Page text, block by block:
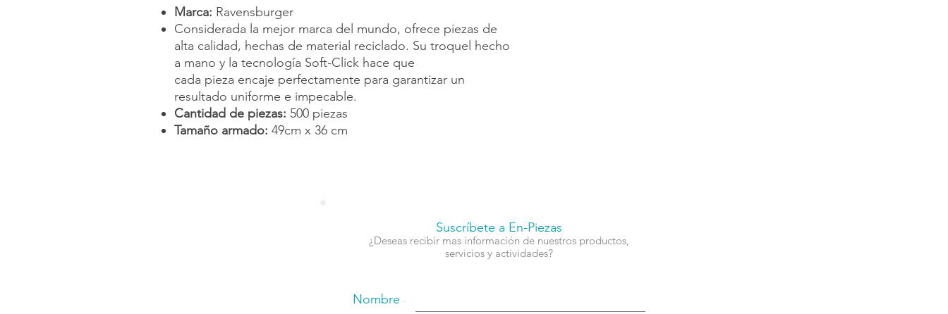
Marca: Ravensburger
Considerada la mejor marca del mundo, ofrece piezas de
alta calidad, hechas de material reciclado. Su troquel hecho
a mano y la tecnología Soft-Click hace que
cada pieza encaje perfectamente para garantizar un
resultado uniforme e impecable.
Cantidad de piezas: 500 piezas
Tamaño armado: 49cm x 36 cm
Suscríbete a En-Piezas
¿Deseas recibir mas información de nuestros productos,
servicios y actividades?
Nombre